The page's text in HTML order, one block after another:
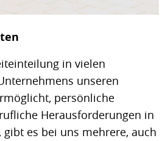
in vielen
unseren
persönliche
Herausforderungen in
gibt es bei uns mehrere, auch